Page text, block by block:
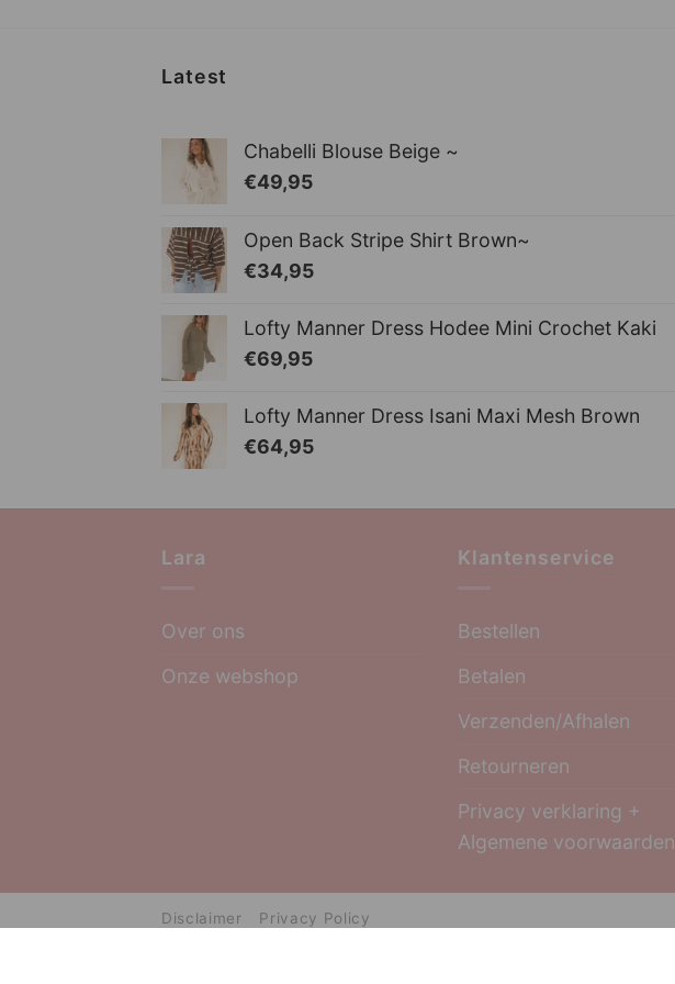
Latest
Chabelli Blouse Beige ~
€49,95
Open Back Stripe Shirt Brown~
€34,95
Lofty Manner Dress Hodee Mini Crochet Kaki
€69,95
Lofty Manner Dress Isani Maxi Mesh Brown
€64,95
Lara
Over ons
Onze webshop
Klantenservice
Bestellen
Betalen
Verzenden/Afhalen
Retourneren
Privacy verklaring +
Algemene voorwaarden
Disclaimer Privacy Policy